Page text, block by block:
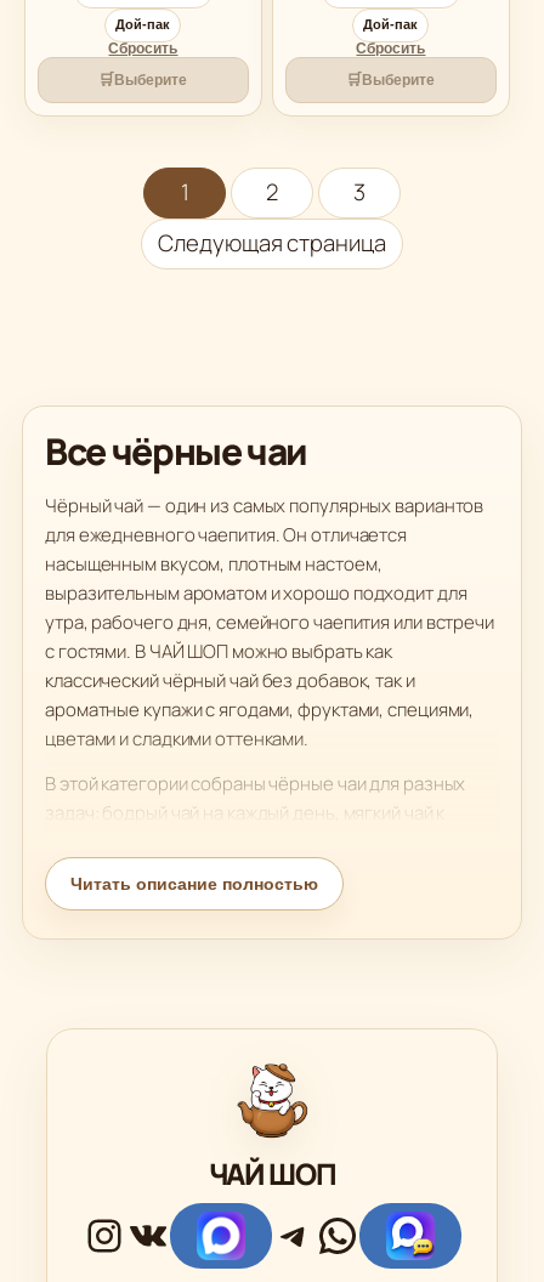
Дой-пак
Сбросить
🛒Выберите
Дой-пак
Сбросить
🛒Выберите
1 2
3
Следующая страница
Все чёрные чаи
Чёрный чай — один из самых популярных вариантов
для ежедневного чаепития. Он отличается
насыщенным вкусом, плотным настоем,
выразительным ароматом и хорошо подходит для
утра, рабочего дня, семейного чаепития или встречи
с гостями. В ЧАЙ ШОП можно выбрать как
классический чёрный чай без добавок, так и
ароматные купажи с ягодами, фруктами, специями,
цветами и сладкими оттенками.
В этой категории собраны чёрные чаи для разных
задач: бодрый чай на каждый день, мягкий чай к
вариант для подарка или премиальный чай для
неспешного вечера. Такой чай хорошо сочетается со
насыщенным ароматом и хорошим выбором по цене,
начните с этой категории. Здесь легко подобрать чай
для дома, подарочного набора, чайной полки или
Читать описание полностью
ЧАЙ ШОП
Instagram
ВКонтакте
Ссылка
Telegram
WhatsApp